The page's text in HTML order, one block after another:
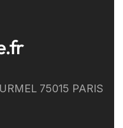
75015 PARIS